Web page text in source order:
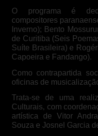
O programa é
compositores
Inverno); Bento
de Curitiba (Seis
Suíte Brasileira) e
Capoeira e Fandango).
Como contrapartida
oficinas de
Trata-se de uma
Culturais, com
artística de Vitor
Souza e Josnel Garcia